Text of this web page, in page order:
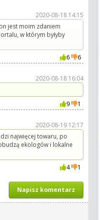
2020-08-18 14:15
jest moim zdaniem
w którym byłyby
6
6
2020-08-18 16:04
9
1
2020-08-19 12:17
najwięcej towaru, po
ekologów i lokalne
4 1
Napisz komentarz